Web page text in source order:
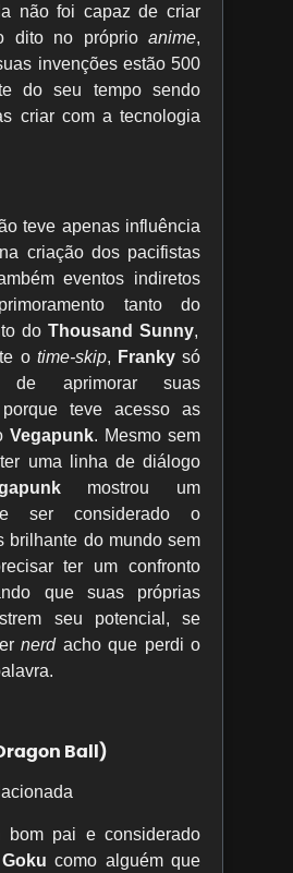
não foi capaz de criar
dito no próprio anime,
invenções estão 500
do seu tempo sendo
criar com a tecnologia
teve apenas influência
criação dos pacifistas
eventos indiretos
tanto do
do Thousand Sunny,
o time-skip, Frankysó
aprimorar suas
porque teve acesso as
Vegapunk. Mesmo sem
uma linha de diálogo
mostrou um
ser considerado o
brilhante do mundo sem
ter um confronto
que suas próprias
seu potencial, se
nerdacho que perdi o
Ball)
bom pai e considerado
Goku como alguém que